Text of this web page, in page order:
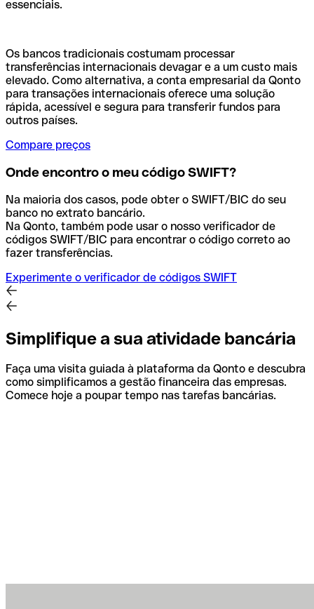
essenciais.
Os bancos tradicionais costumam processar
transferências internacionais devagar e a um custo mais
elevado. Como alternativa, a conta empresarial da Qonto
para transações internacionais oferece uma solução
rápida, acessível e segura para transferir fundos para
outros países.
Compare preços
Onde encontro o meu código SWIFT?
Na maioria dos casos, pode obter o SWIFT/BIC do seu
banco no extrato bancário.
Na Qonto, também pode usar o nosso verificador de
códigos SWIFT/BIC para encontrar o código correto ao
fazer transferências.
Experimente o verificador de códigos SWIFT
Simplifique a sua atividade bancária
Faça uma visita guiada à plataforma da Qonto e descubra
como simplificamos a gestão financeira das empresas.
Comece hoje a poupar tempo nas tarefas bancárias.